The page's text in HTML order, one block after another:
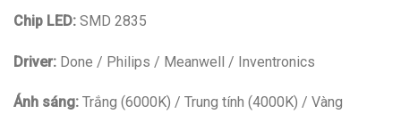
Chip LED: SMD 2835
Driver: Done / Philips / Meanwell / Inventronics
Ánh sáng: Trắng (6000K) / Trung tính (4000K) / Vàng